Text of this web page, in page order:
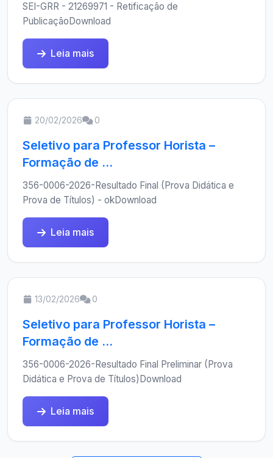
SEI-GRR - 21269971 - Retificação de
PublicaçãoDownload
Leia mais
20/02/2026 0
Seletivo para Professor Horista –
Formação de ...
356-0006-2026-Resultado Final (Prova Didática e
Prova de Títulos) - okDownload
Leia mais
13/02/2026 0
Seletivo para Professor Horista –
Formação de ...
356-0006-2026-Resultado Final Preliminar (Prova
Didática e Prova de Títulos)Download
Leia mais